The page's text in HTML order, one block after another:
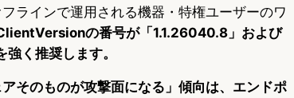
ラインで運用される機器・特権ユーザーのワ
の番号が「1.1.26040.8」および
く推奨します。
アそのものが攻撃面になる」傾向は、エンドポ